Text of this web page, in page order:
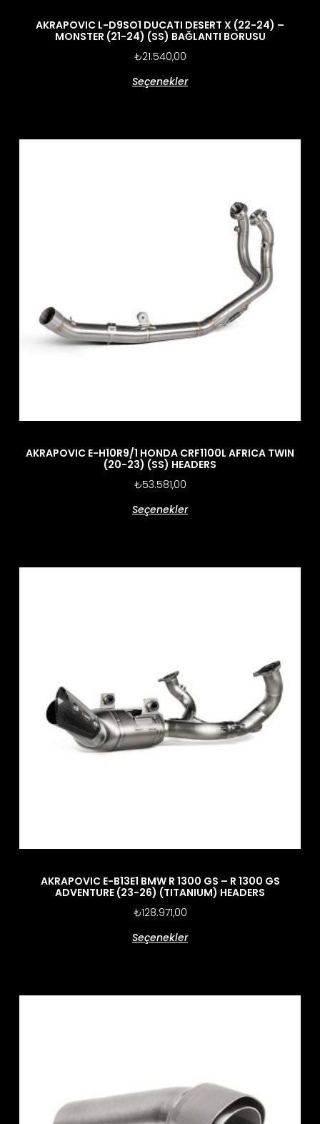
AKRAPOVIC L-D9SO1 DUCATI DESERT X (22-24) –
MONSTER (21-24) (SS) BAĞLANTI BORUSU
₺21.540,00
Seçenekler
AKRAPOVIC E-H10R9/1 HONDA CRF1100L AFRICA TWIN
(20-23) (SS) HEADERS
₺53.581,00
Seçenekler
AKRAPOVIC E-B13E1 BMW R 1300 GS – R 1300 GS
ADVENTURE (23-26) (TITANIUM) HEADERS
₺128.971,00
Seçenekler